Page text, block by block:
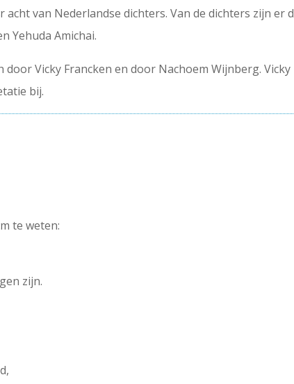
van Nederlandse dichters. Van de dichters zijn er
Yehuda Amichai.
Vicky Francken en door Nachoem Wijnberg.
bij.
te weten:
zijn.